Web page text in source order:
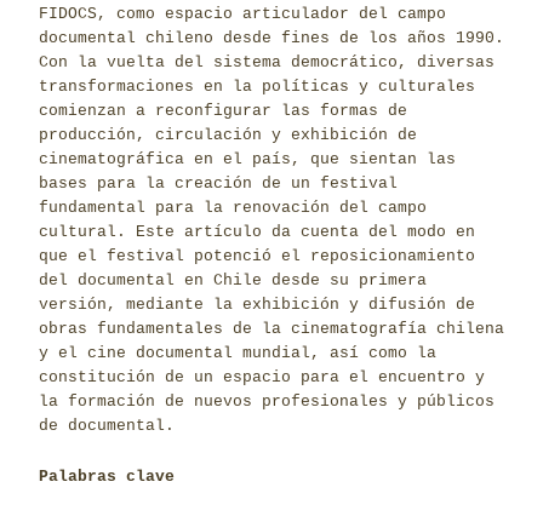
FIDOCS, como espacio articulador del campo
documental chileno desde fines de los años 1990.
Con la vuelta del sistema democrático, diversas
transformaciones en la políticas y culturales
comienzan a reconfigurar las formas de
producción, circulación y exhibición de
cinematográfica en el país, que sientan las
bases para la creación de un festival
fundamental para la renovación del campo
cultural. Este artículo da cuenta del modo en
que el festival potenció el reposicionamiento
del documental en Chile desde su primera
versión, mediante la exhibición y difusión de
obras fundamentales de la cinematografía chilena
y el cine documental mundial, así como la
constitución de un espacio para el encuentro y
la formación de nuevos profesionales y públicos
de documental.
Palabras clave